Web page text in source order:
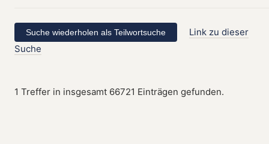
Link zu dieser
Suche
1 Treffer in insgesamt 66721 Einträgen gefunden.